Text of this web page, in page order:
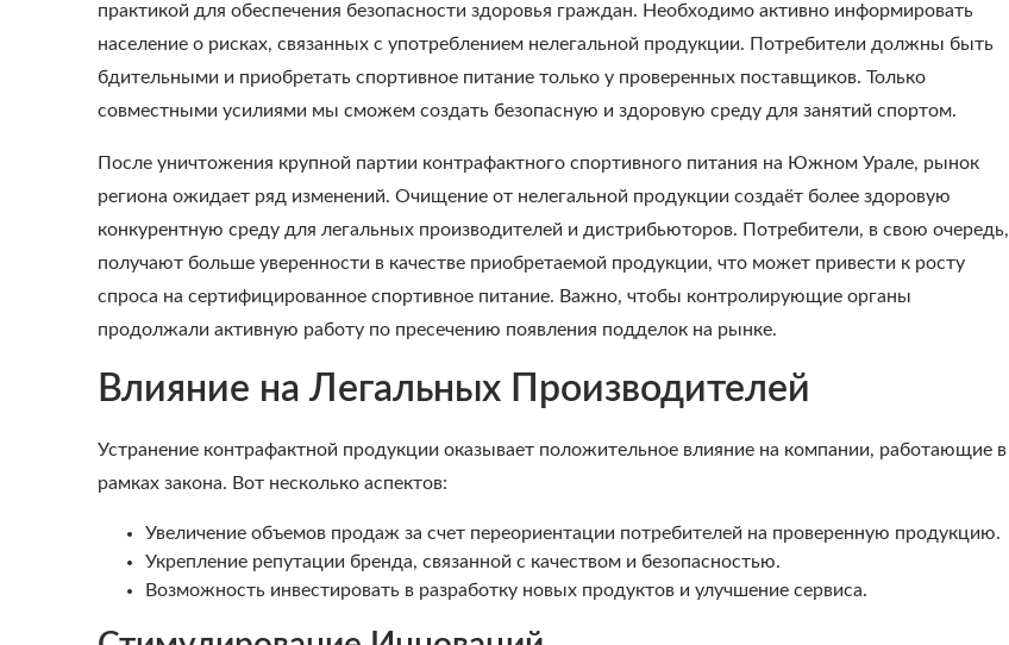
практикой для обеспечения безопасности здоровья граждан. Необходимо активно информировать
население о рисках, связанных с употреблением нелегальной продукции. Потребители должны быть
бдительными и приобретать спортивное питание только у проверенных поставщиков. Только
совместными усилиями мы сможем создать безопасную и здоровую среду для занятий спортом.
После уничтожения крупной партии контрафактного спортивного питания на Южном Урале, рынок
региона ожидает ряд изменений. Очищение от нелегальной продукции создаёт более здоровую
конкурентную среду для легальных производителей и дистрибьюторов. Потребители, в свою очередь,
получают больше уверенности в качестве приобретаемой продукции, что может привести к росту
спроса на сертифицированное спортивное питание. Важно, чтобы контролирующие органы
продолжали активную работу по пресечению появления подделок на рынке.
Влияние на Легальных Производителей
Устранение контрафактной продукции оказывает положительное влияние на компании, работающие в
рамках закона. Вот несколько аспектов:
Увеличение объемов продаж за счет переориентации потребителей на проверенную продукцию.
Укрепление репутации бренда, связанной с качеством и безопасностью.
Возможность инвестировать в разработку новых продуктов и улучшение сервиса.